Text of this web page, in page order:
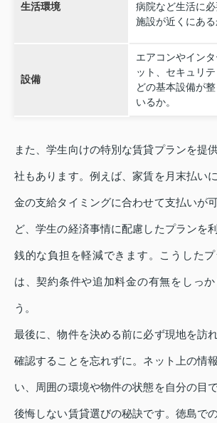
生活環境
病院など生活に
施設が近くにある
設備
エアコンやイン
ット、セキュリ
どの基本設備が
いるか。
また、学生向けの特別な賃貸プランを提
社もあります。例えば、家賃を月末払い
金の支給タイミングに合わせて支払いが
ど、学生の経済事情に配慮したプランを
銭的な負担を軽減できます。こうした
は、契約条件や追加料金の有無をしっ
う。
最後に、物件を決める前に必ず現地を訪
確認することを忘れずに。ネット上の情
い、周囲の環境や物件の状態を自分の目
後悔しない賃貸選びの秘訣です。徳島で